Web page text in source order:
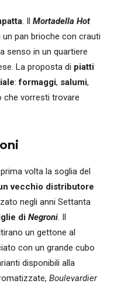
. Il Mortadella Hot
pan brioche con crauti
senso in un quartiere
La proposta di piatti
:formaggi, salumi,
che vorresti trovare
volta la soglia del
vecchio distributore
negli anni Settanta
di Negroni. Il
un gettone al
con un grande cubo
disponibili alla
Boulevardier